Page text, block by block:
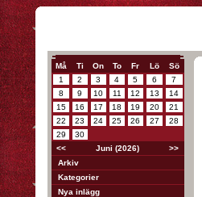
Må Ti On To Fr Lö
Sö
1
2 3 4 5 6
7
8
9 10 11 12 13
14
15
16 17 18 19 20
21
22
23 24 25 26 27
28
29
30
<<
Juni (2026)
>>
Arkiv
Kategorier
Nya inlägg